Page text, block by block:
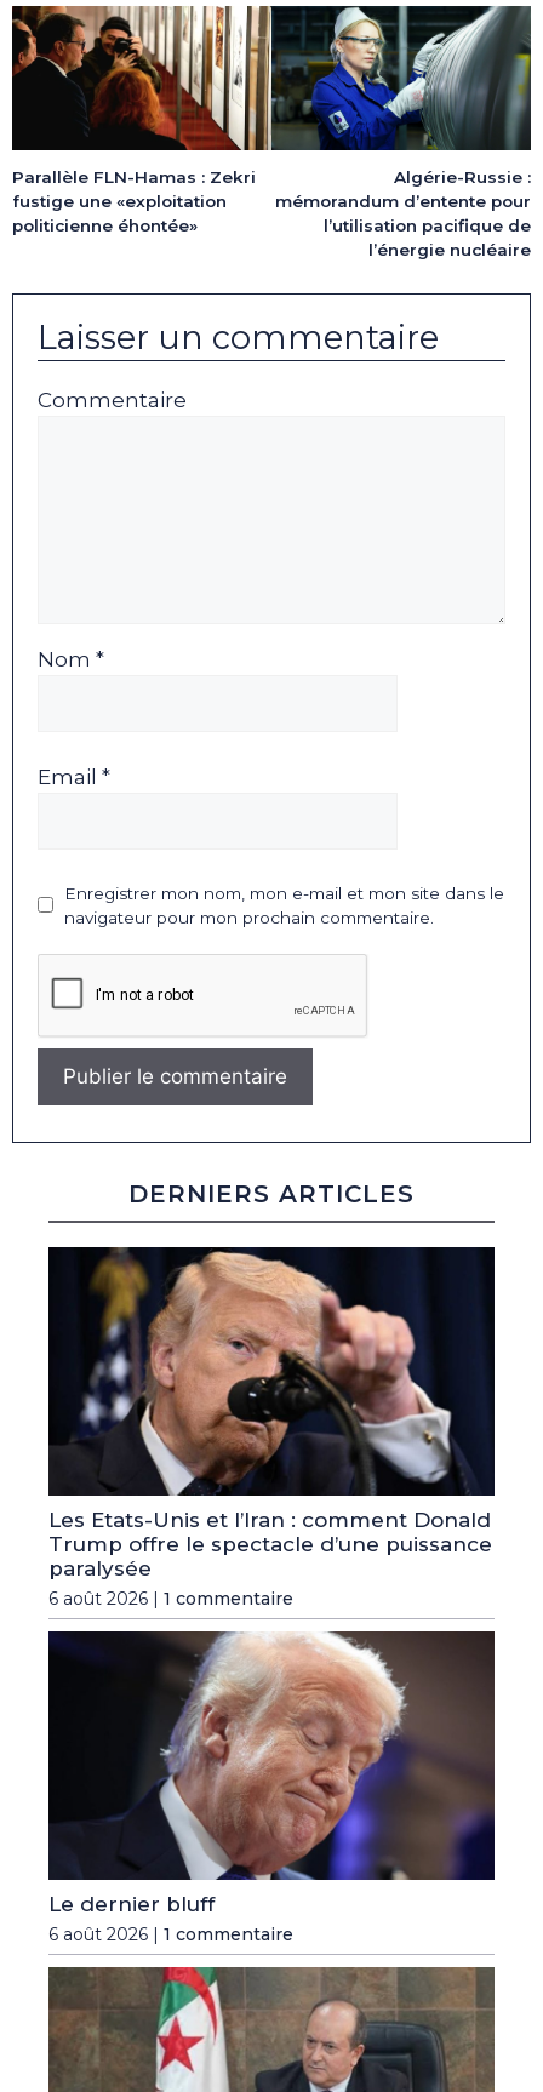
Parallèle FLN-Hamas : Zekri
fustige une «exploitation
politicienne éhontée»
Algérie-Russie :
mémorandum d’entente pour
l’utilisation pacifique de
l’énergie nucléaire
Laisser un commentaire
Commentaire
Nom *
Email *
Enregistrer mon nom, mon e-mail et mon site dans le
navigateur pour mon prochain commentaire.
DERNIERS ARTICLES
Les Etats-Unis et l’Iran : comment Donald
Trump offre le spectacle d’une puissance
paralysée
6 août 2026 | 1 commentaire
Le dernier bluff
6 août 2026 | 1 commentaire